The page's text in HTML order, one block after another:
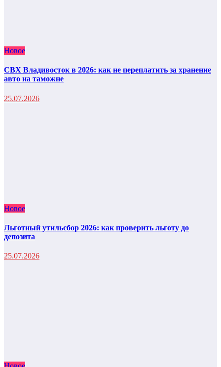
Новое
СВХ Владивосток в 2026: как не переплатить за хранение
авто на таможне
25.07.2026
Новое
Льготный утильсбор 2026: как проверить льготу до
депозита
25.07.2026